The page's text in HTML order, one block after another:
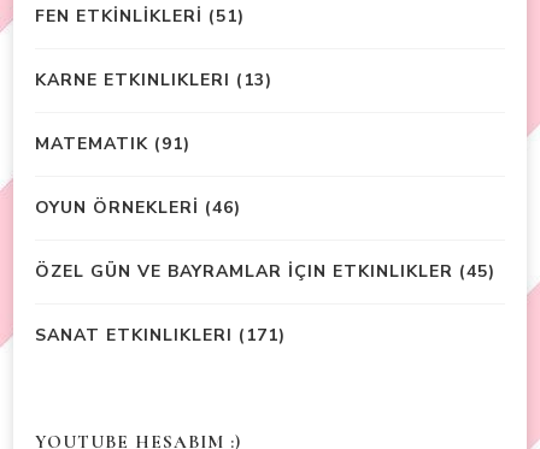
FEN ETKİNLİKLERİ (51)
KARNE ETKINLIKLERI (13)
MATEMATIK (91)
OYUN ÖRNEKLERİ (46)
ÖZEL GÜN VE BAYRAMLAR İÇIN ETKINLIKLER (45)
SANAT ETKINLIKLERI (171)
YOUTUBE HESABIM :)